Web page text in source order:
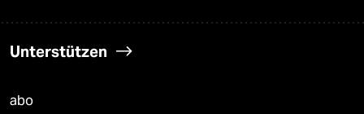
Unterstützen
abo